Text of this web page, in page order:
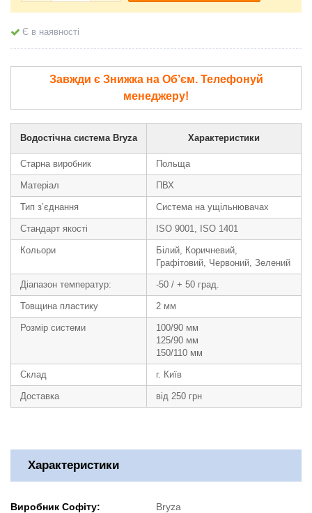
Є в наявності
Завжди є Знижка на Об’єм. Телефонуй
менеджеру!
Водостічна система Bryza Характеристики
Старна виробник Польща
Матеріал ПВХ
Тип з’єднання Система на ущільнювачах
Стандарт якості ISO 9001, ISO 1401
Кольори
Білий, Коричневий,
Графітовий, Червоний, Зелений
Діапазон температур: -50 / + 50 град.
Товщина пластику 2 мм
Розмір системи
100/90 мм
125/90 мм
150/110 мм
Склад г. Київ
Доставка від 250 грн
Характеристики
Виробник Софіту: Bryza